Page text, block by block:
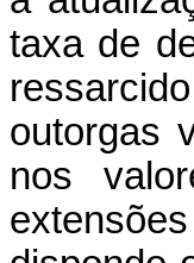
taxa de
outorgas
nos